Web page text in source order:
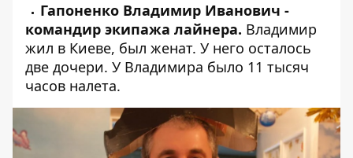
Гапоненко Владимир Иванович -
командир экипажа лайнера. Владимир
жил в Киеве, был женат. У него осталось
две дочери. У Владимира было 11 тысяч
часов налета.